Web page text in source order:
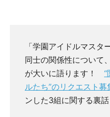
「学園アイドルマスタ
同士の関係性について
が大いに語ります！ “
ルたち”のリクエスト募
ンした3組に関する裏